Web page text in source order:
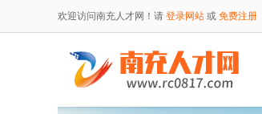
欢迎访问南充人才网！请 登录网站 或 免费注册